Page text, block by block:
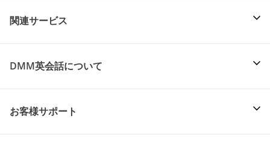
関連サービス
DMM英会話について
お客様サポート